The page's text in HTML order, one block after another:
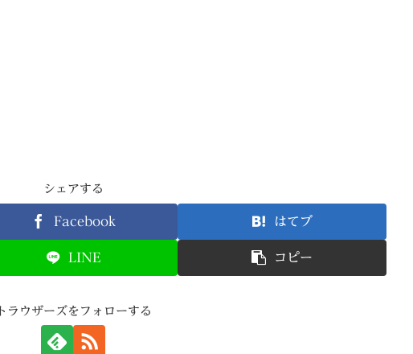
シェアする
Facebook はてブ
LINE コピー
トラウザーズをフォローする